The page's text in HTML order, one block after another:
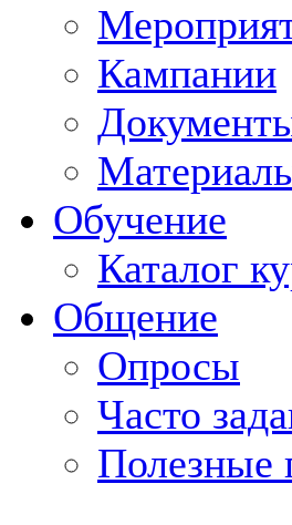
Кампании
Обучение
Каталог
Общение
Опросы
Часто
Полезные